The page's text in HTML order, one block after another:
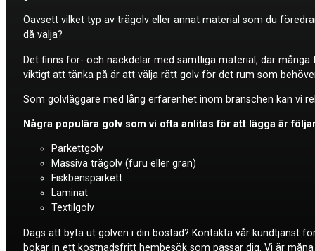
Oavsett vilket typ av trägolv eller annat material som du
då välja?
Det finns för- och nackdelar med samtliga material, där
viktigt att tänka på är att välja rätt golv för det rum som
Som golvläggare med lång erfarenhet inom branschen kan vi
Några populära golv som vi ofta anlitas för att lägga är
Parkettgolv
Massiva trägolv (furu eller gran)
Fiskbensparkett
Laminat
Textilgolv
Dags att byta ut golven i din bostad? Kontakta vår kundtjänst
bokar in ett kostnadsfritt hembesök som passar dig. Vi är